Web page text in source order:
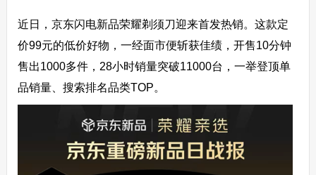
近日，京东闪电新品荣耀剃须刀迎来首发热销。这款定
价99元的低价好物，一经面市便斩获佳绩，开售10分钟
售出1000多件，28小时销量突破11000台，一举登顶单
品销量、搜索排名品类TOP。